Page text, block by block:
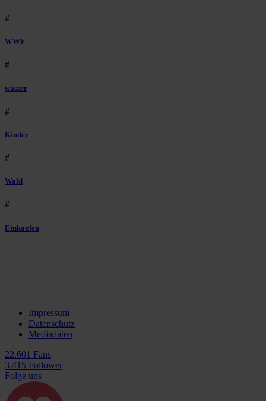
#
WWF
#
wasser
#
Kinder
#
Wald
#
Einkaufen
Impressum
Datenschutz
Mediadaten
22.601 Fans
3.415 Follower
Folge uns